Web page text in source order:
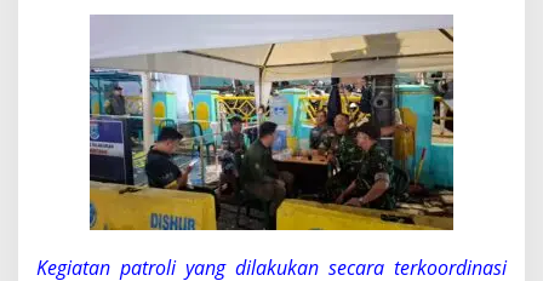
k
a
t
r
o
l
i
M
a
l
Kegiatan patroli yang dilakukan secara terkoordinasi